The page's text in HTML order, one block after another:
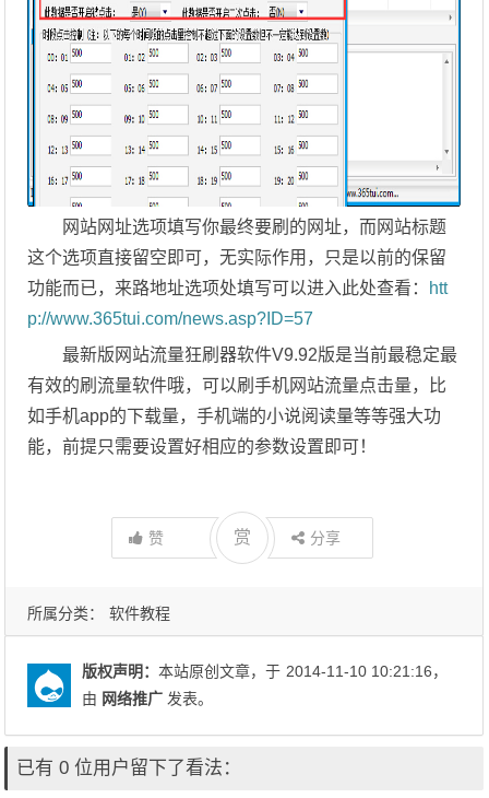
网站网址选项填写你最终要刷的网址，而网站标题
这个选项直接留空即可，无实际作用，只是以前的保留
功能而已，来路地址选项处填写可以进入此处查看： htt
p://www.365tui.com/news.asp?ID=57
最新版网站流量狂刷器软件V9.92版是当前最稳定最
有效的刷流量软件哦，可以刷手机网站流量点击量，比
如手机app的下载量，手机端的小说阅读量等等强大功
能，前提只需要设置好相应的参数设置即可！
赞 赏 分享
所属分类： 软件教程
版权声明：本站原创文章，于 2014-11-10 10:21:16，
由 网络推广 发表。
已有 0 位用户留下了看法：